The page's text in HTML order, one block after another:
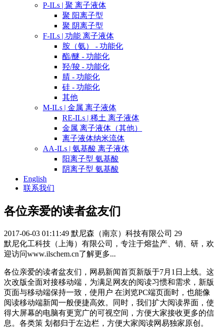
P-ILs | 聚 离子液体
聚 阳离子型
聚 阴离子型
F-ILs | 功能 离子液体
胺（氨） - 功能化
酯/醚 - 功能化
羟/羧 - 功能化
腈 - 功能化
硅 - 功能化
其他
M-ILs | 金属 离子液体
RE-ILs | 稀土 离子液体
金属 离子液体（其他）
离子液体纳米流体
AA-ILs | 氨基酸 离子液体
阳离子型 氨基酸
阴离子型 氨基酸
English
联系我们
各位亲爱的读者盆友们
2017-06-03 01:11:49 默尼森（南京）科技有限公司 29
默尼化工科技（上海）有限公司，专注于熔盐产、销、研，欢
迎访问www.ilschem.cn了解更多...
各位亲爱的读者盆友们，网易新闻首页新版于7月1日上线。这
次改版全面对接移动端，为满足网友的阅读习惯和需求，新版
页面与移动端保持一致，使用户 在浏览PC端页面时，也能像
阅读移动端新闻一般便捷高效。同时，我们扩大阅读界面，使
得大屏幕的电脑有更宽广的可视空间，方便大家接收更多的信
息。各类策 划都归于左边栏，方便大家阅读网易独家原创。